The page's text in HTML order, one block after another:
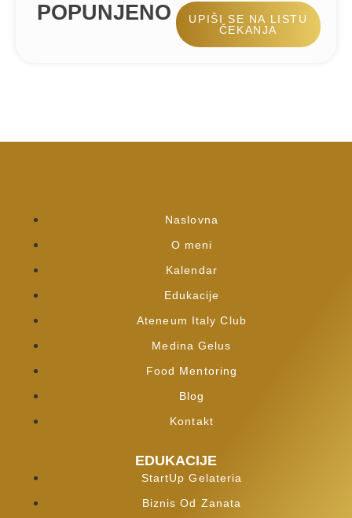
POPUNJENO
UPIŠI SE NA LISTU
ČEKANJA
Naslovna
O meni
Kalendar
Edukacije
Ateneum Italy Club
Medina Gelus
Food Mentoring
Blog
Kontakt
EDUKACIJE
StartUp Gelateria
Biznis Od Zanata